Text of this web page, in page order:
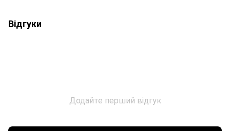
Відгуки
Додайте перший відгук